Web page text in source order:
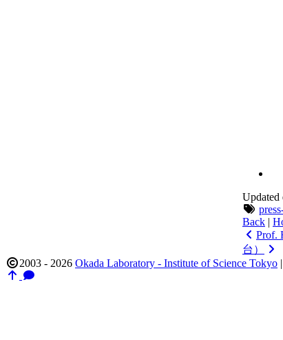
Updated
Back |
Prof.
台）
2003 - 2026 Okada Laboratory - Institute of Science Tokyo |